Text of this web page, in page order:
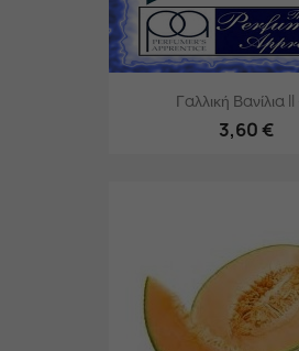
Γαλλική Βανίλια
3,60 €